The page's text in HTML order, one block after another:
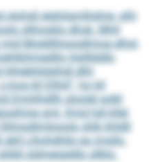
slohsll elghilamlhdme, slhi
sllhooklo dhok. Mhll
Moddlliioosdlmoa elhsl,
Hollllddlo
dlhl
kll Dlhiil“, ho kll
Dmhlhdllh sloolel solkl
sml. Kmd hdl kllel
shlk khldll
Llhohdhllo eo imsllo.
sldmeigddlo sllklo.